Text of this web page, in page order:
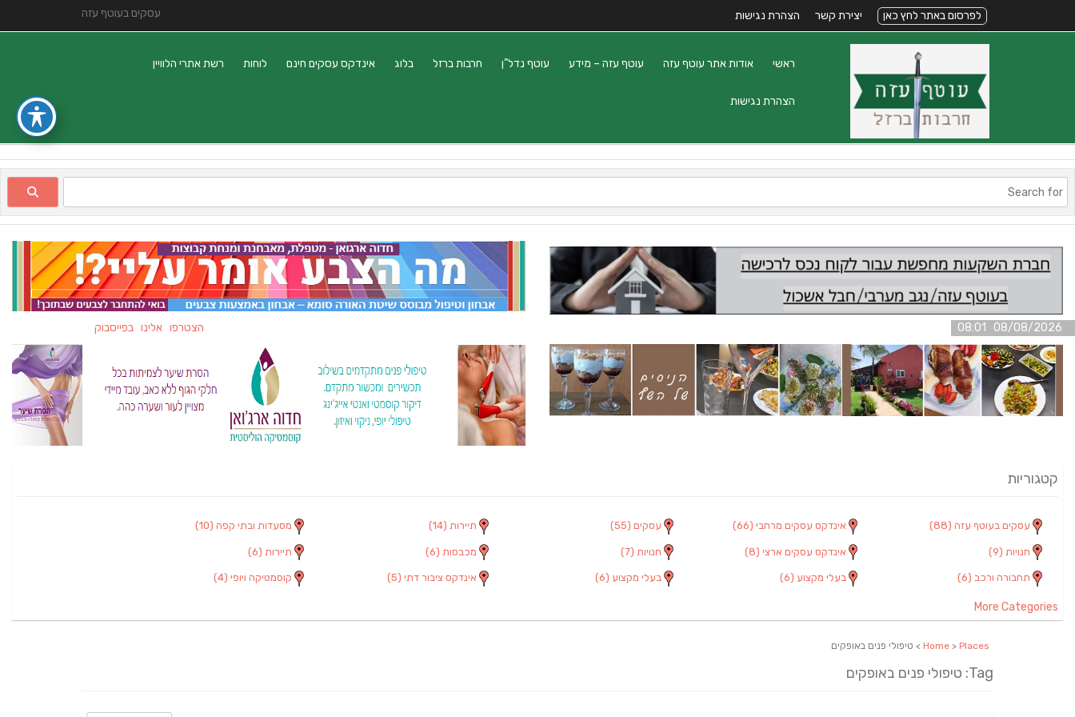
עסקים בעוטף עזה לפרסום באתר לחץ כאן יצירת קשר הצהרת נגישות
ראשי אודות אתר עוטף עזה עוטף עזה – מידע עוטף נדל”ן חרבות ברזל בלוג אינדקס עסקים חינם לוחות רשת אתרי הלוויין
הצהרת נגישות
08/08/2026 08:01 הצטרפו אלינו בפייסבוק
קטגוריות
עסקים בעוטף עזה (88) אינדקס עסקים מרחבי (66) עסקים (55) תיירות (14) מסעדות ובתי קפה (10)
חנויות (9) אינדקס עסקים ארצי (8) חנויות (7) מכבסות (6) תיירות (6)
תחבורה ורכב (6) בעלי מקצוע (6) בעלי מקצוע (6) אינדקס ציבור דתי (5) קוסמטיקה ויופי (4)
More Categories
Home > Places > טיפולי פנים באופקים
Tag: טיפולי פנים באופקים